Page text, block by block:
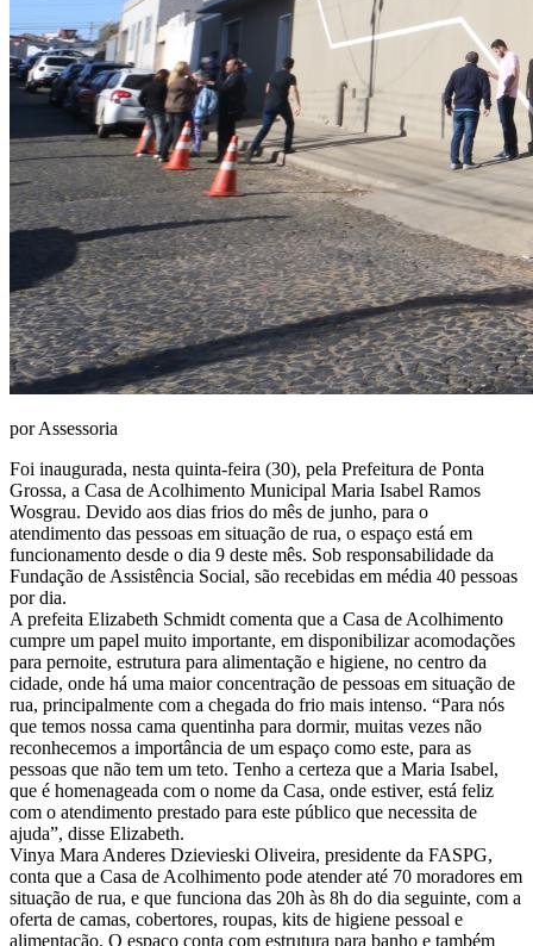
por Assessoria
Foi inaugurada, nesta quinta-feira (30), pela Prefeitura de Ponta
Grossa, a Casa de Acolhimento Municipal Maria Isabel Ramos
Wosgrau. Devido aos dias frios do mês de junho, para o
atendimento das pessoas em situação de rua, o espaço está em
funcionamento desde o dia 9 deste mês. Sob responsabilidade da
Fundação de Assistência Social, são recebidas em média 40 pessoas
por dia.
A prefeita Elizabeth Schmidt comenta que a Casa de Acolhimento
cumpre um papel muito importante, em disponibilizar acomodações
para pernoite, estrutura para alimentação e higiene, no centro da
cidade, onde há uma maior concentração de pessoas em situação de
rua, principalmente com a chegada do frio mais intenso. “Para nós
que temos nossa cama quentinha para dormir, muitas vezes não
reconhecemos a importância de um espaço como este, para as
pessoas que não tem um teto. Tenho a certeza que a Maria Isabel,
que é homenageada com o nome da Casa, onde estiver, está feliz
com o atendimento prestado para este público que necessita de
ajuda”, disse Elizabeth.
Vinya Mara Anderes Dzievieski Oliveira, presidente da FASPG,
conta que a Casa de Acolhimento pode atender até 70 moradores em
situação de rua, e que funciona das 20h às 8h do dia seguinte, com a
oferta de camas, cobertores, roupas, kits de higiene pessoal e
alimentação. O espaço conta com estrutura para banho e também